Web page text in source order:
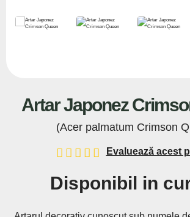
Artar Japonez
(Acer palmatum Crimson
Evaluează acest
Disponibil in